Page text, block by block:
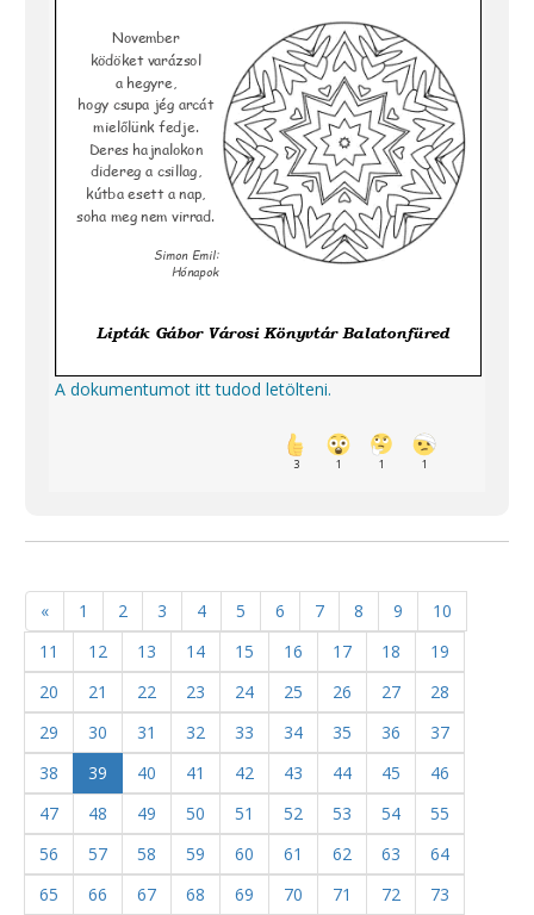
A dokumentumot itt tudod letölteni.
3 1 1 1
« 1 2 3 4 5 6 7 8 9
10
11
12 13 14 15 16 17 18
19
20
21 22 23 24 25 26 27
28
29
30 31 32 33 34 35 36
37
38
39 40 41 42 43 44 45
46
47
48 49 50 51 52 53 54
55
56
57 58 59 60 61 62 63
64
65
66 67 68 69 70 71 72
73